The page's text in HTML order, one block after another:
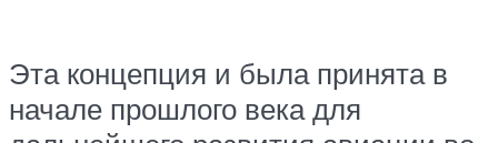
Эта концепция и была принята в
начале прошлого века для